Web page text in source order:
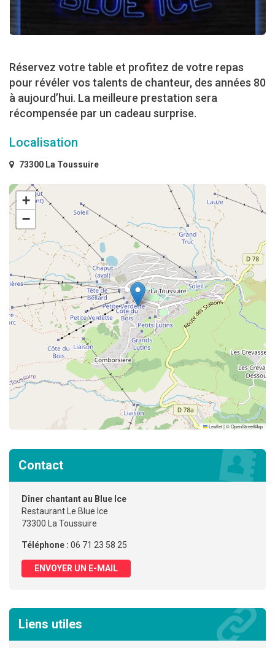
Réservez votre table et profitez de votre repas
pour révéler vos talents de chanteur, des années 80
à aujourd’hui. La meilleure prestation sera
récompensée par un cadeau surprise.
Localisation
73300 La Toussuire
+
−
Leaflet|©OpenStreetMap
Contact
Dîner chantant au Blue Ice
Restaurant Le Blue Ice
73300 La Toussuire
Téléphone : 06 71 23 58 25
ENVOYER UN E-MAIL
Liens utiles